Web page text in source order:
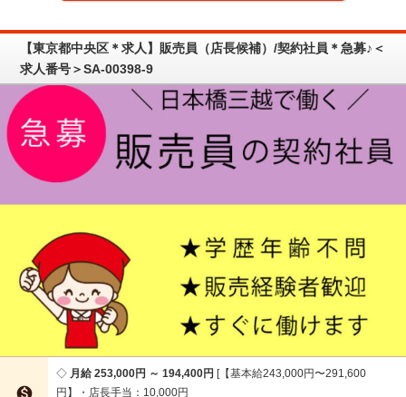
【東京都中央区＊求人】販売員（店長候補）/契約社員＊急募♪＜
求人番号＞SA-00398-9
月給 253,000円 ～ 194,400円 【基本給243,000円〜291,600
円】・店長手当：10,000円